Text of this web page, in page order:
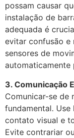
possam causar
instalação de
adequada é
evitar confusão e
sensores de
automaticamente
3. Comunicação
Comunicar-se de
fundamental.
contato visual e
Evite contrariar